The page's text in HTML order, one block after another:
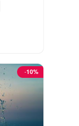
-10%